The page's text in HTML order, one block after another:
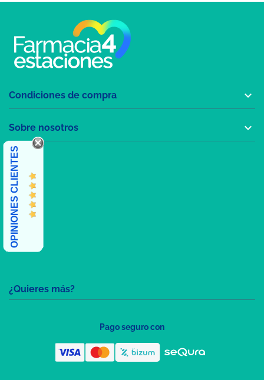
¿Quieres más?
Condiciones de compra 
Sobre nosotros 
OPINIONES CLIENTES
Pago seguro con